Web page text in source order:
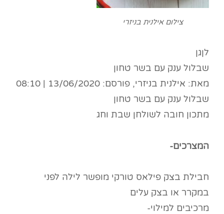
צילום אילנית בניזרי
לןגן
שבלול ענק עם בשר טחון
מאת: אילנית בניזרי, פורסם: 13/06/2020 | 08:10
שבלול ענק עם בשר טחון
מתכון חובה לשולחן שבת וחג
המצרכים-
חבילת בצק פילאס טורקי מופשר לילה לפני
במקרר או בצק עלים
מרכיבים למילוי-